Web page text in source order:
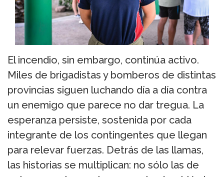
El incendio, sin embargo, continúa activo.
Miles de brigadistas y bomberos de distintas
provincias siguen luchando día a día contra
un enemigo que parece no dar tregua. La
esperanza persiste, sostenida por cada
integrante de los contingentes que llegan
para relevar fuerzas. Detrás de las llamas,
las historias se multiplican: no sólo las de